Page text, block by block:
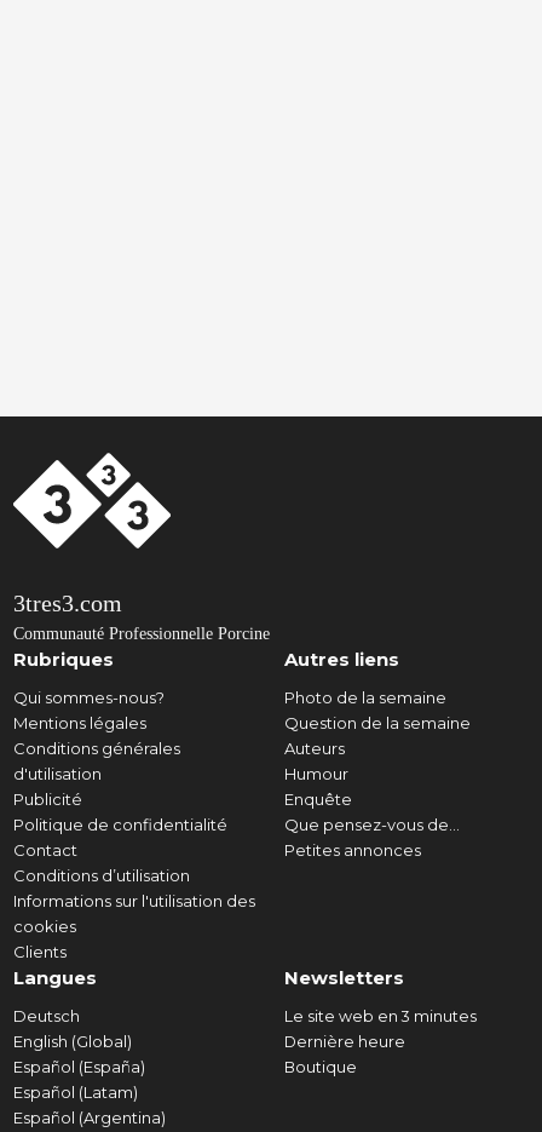
3tres3.com
Communauté Professionnelle Porcine
Rubriques
Qui sommes-nous?
Mentions légales
Conditions générales
d'utilisation
Publicité
Politique de confidentialité
Contact
Conditions d’utilisation
Informations sur l'utilisation des
cookies
Clients
Autres liens
Photo de la semaine
Question de la semaine
Auteurs
Humour
Enquête
Que pensez-vous de...
Petites annonces
Langues
Deutsch
English (Global)
Español (España)
Español (Latam)
Español (Argentina)
Newsletters
Le site web en 3 minutes
Dernière heure
Boutique